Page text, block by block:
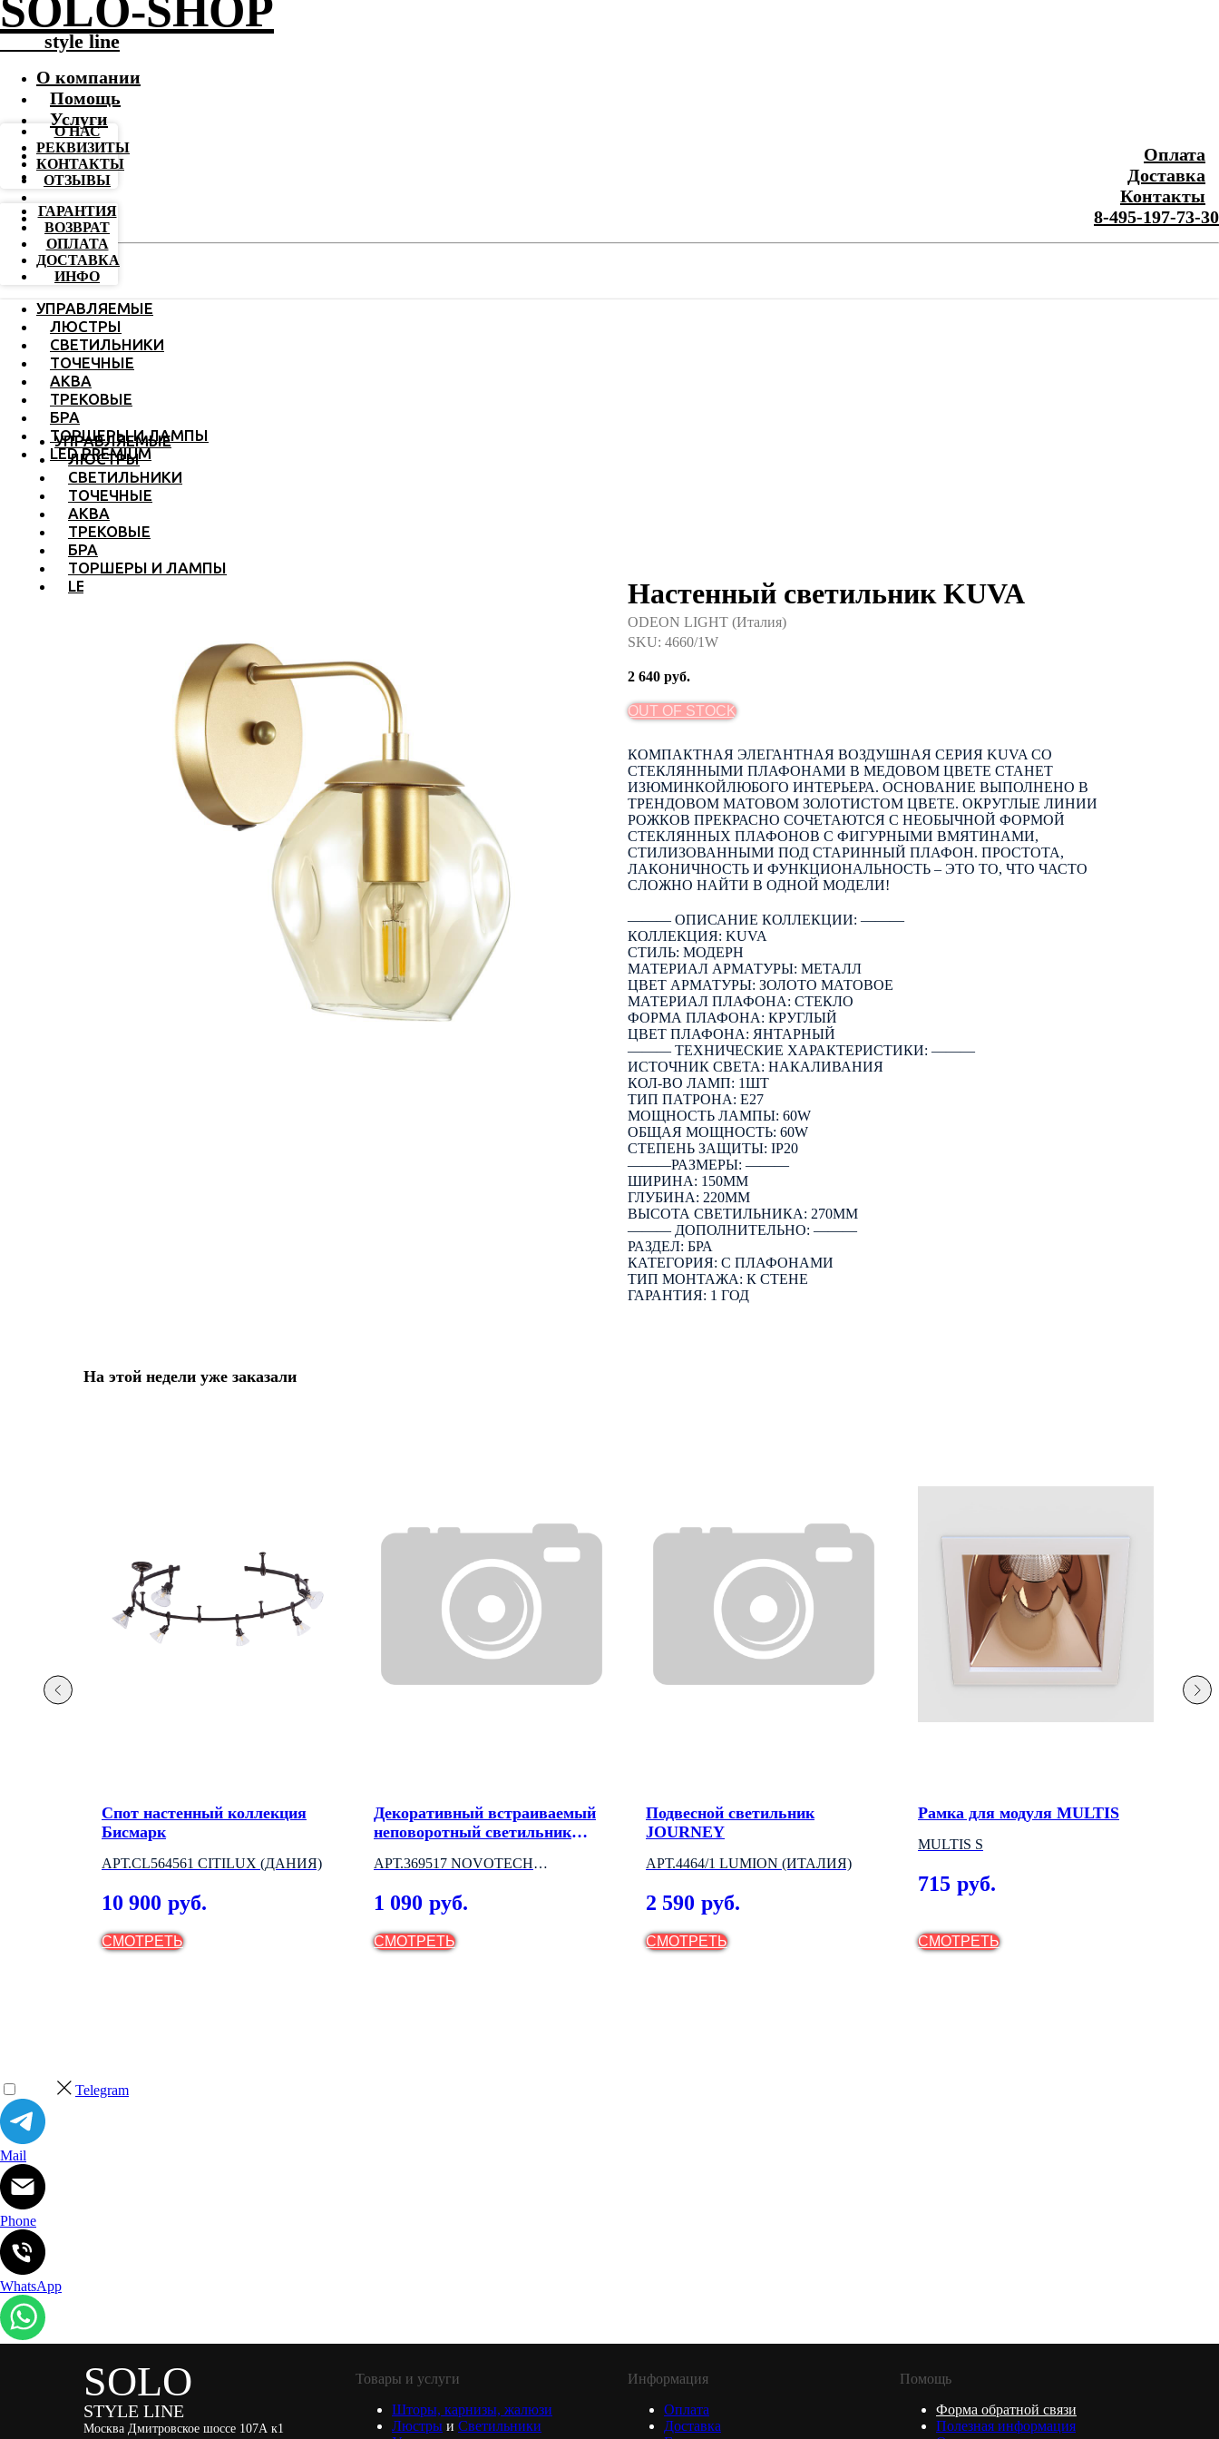
SOLO-SHOP
-------style line
О компании
Помощь
Услуги
Оплата
Доставка
Контакты
8-495-197-73-30
О НАС
РЕКВИЗИТЫ
КОНТАКТЫ
ОТЗЫВЫ
ГАРАНТИЯ
ВОЗВРАТ
ОПЛАТА
ДОСТАВКА
ИНФО
УПРАВЛЯЕМЫЕ
ЛЮСТРЫ
СВЕТИЛЬНИКИ
ТОЧЕЧНЫЕ
АКВА
ТРЕКОВЫЕ
БРА
ТОРШЕРЫ И ЛАМПЫ
LED PREMIUM
УПРАВЛЯЕМЫЕ
ЛЮСТРЫ
СВЕТИЛЬНИКИ
ТОЧЕЧНЫЕ
АКВА
ТРЕКОВЫЕ
БРА
ТОРШЕРЫ И ЛАМПЫ
LED PREMIUM
Настенный светильник KUVA
ODEON LIGHT (Италия)
SKU: 4660/1W
2 640 руб.
OUT OF STOCK
КОМПАКТНАЯ ЭЛЕГАНТНАЯ ВОЗДУШНАЯ СЕРИЯ KUVA СО
СТЕКЛЯННЫМИ ПЛАФОНАМИ В МЕДОВОМ ЦВЕТЕ СТАНЕТ
ИЗЮМИНКОЙЛЮБОГО ИНТЕРЬЕРА. ОСНОВАНИЕ ВЫПОЛНЕНО В
ТРЕНДОВОМ МАТОВОМ ЗОЛОТИСТОМ ЦВЕТЕ. ОКРУГЛЫЕ ЛИНИИ
РОЖКОВ ПРЕКРАСНО СОЧЕТАЮТСЯ С НЕОБЫЧНОЙ ФОРМОЙ
СТЕКЛЯННЫХ ПЛАФОНОВ С ФИГУРНЫМИ ВМЯТИНАМИ,
СТИЛИЗОВАННЫМИ ПОД СТАРИННЫЙ ПЛАФОН. ПРОСТОТА,
ЛАКОНИЧНОСТЬ И ФУНКЦИОНАЛЬНОСТЬ – ЭТО ТО, ЧТО ЧАСТО
СЛОЖНО НАЙТИ В ОДНОЙ МОДЕЛИ!
――― ОПИСАНИЕ КОЛЛЕКЦИИ: ―――
КОЛЛЕКЦИЯ: KUVA
СТИЛЬ: МОДЕРН
МАТЕРИАЛ АРМАТУРЫ: МЕТАЛЛ
ЦВЕТ АРМАТУРЫ: ЗОЛОТО МАТОВОЕ
МАТЕРИАЛ ПЛАФОНА: СТЕКЛО
ФОРМА ПЛАФОНА: КРУГЛЫЙ
ЦВЕТ ПЛАФОНА: ЯНТАРНЫЙ
――― ТЕХНИЧЕСКИЕ ХАРАКТЕРИСТИКИ: ―――
ИСТОЧНИК СВЕТА: НАКАЛИВАНИЯ
КОЛ-ВО ЛАМП: 1ШТ
ТИП ПАТРОНА: E27
МОЩНОСТЬ ЛАМПЫ: 60W
ОБЩАЯ МОЩНОСТЬ: 60W
СТЕПЕНЬ ЗАЩИТЫ: IP20
―――РАЗМЕРЫ: ―――
ШИРИНА: 150ММ
ГЛУБИНА: 220ММ
ВЫСОТА СВЕТИЛЬНИКА: 270ММ
――― ДОПОЛНИТЕЛЬНО: ―――
РАЗДЕЛ: БРА
КАТЕГОРИЯ: С ПЛАФОНАМИ
ТИП МОНТАЖА: К СТЕНЕ
ГАРАНТИЯ: 1 ГОД
На этой недели уже заказали
Спот настенный коллекция
Бисмарк
АРТ.CL564561 CITILUX (ДАНИЯ)
10 900 руб.
СМОТРЕТЬ
Декоративный встраиваемый
неповоротный светильник
АРТ.369517 NOVOTECH
(ВЕНГРИЯ)
1 090 руб.
СМОТРЕТЬ
Подвесной светильник
JOURNEY
АРТ.4464/1 LUMION (ИТАЛИЯ)
2 590 руб.
СМОТРЕТЬ
Рамка для модуля MULTIS
MULTIS S
715 руб.
СМОТРЕТЬ
Telegram
Mail
Phone
WhatsApp
SOLO
STYLE LINE
Москва Дмитровское шоссе 107А к1
Товары и услуги
Шторы, карнизы, жалюзи
Люстры и Светильники
Информация
Оплата
Доставка
Помощь
Форма обратной связи
Полезная информация